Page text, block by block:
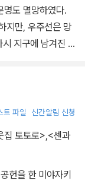
명도 멸망하였다.
지만, 우주선은 망
지구에 남겨진 사
들의 아이인 코난
면 섬에 홀로 남겨
온다.할아버지는
트 파일 신간알림 신청
집 토토로> <센과
헌을 한 미야자키